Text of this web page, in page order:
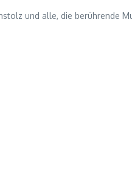
und alle, die berührende